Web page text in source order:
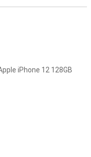
iPhone 12 128GB